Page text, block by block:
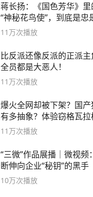
蒋长扬：《国色芳华》里
“神秘花鸟使”，到底是忠
奸？
11万次播放
比反派还像反派的正派主
全员都是大恶人！
11万次播放
爆火全网却被下架？国
有多抽象？体验窃格瓦拉
器！
11万次播放
“三微”作品展播｜微视频
断伸向企业“秘钥”的黑手
10万次播放